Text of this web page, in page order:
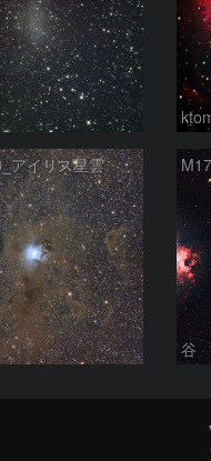
アイリス星雲
谷